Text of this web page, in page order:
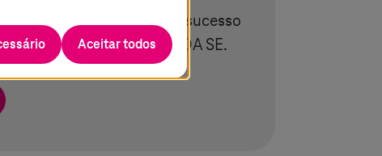
e forneceu com sucesso
saúde confiável para a SDA SE.
Aceitar todos